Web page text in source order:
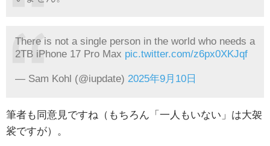
There is not a single person in the world who needs a
2TB iPhone 17 Pro Max pic.twitter.com/z6px0XKJqf
— Sam Kohl (@iupdate) 2025年9月10日
筆者も同意見ですね（もちろん「一人もいない」は大袈
裟ですが）。